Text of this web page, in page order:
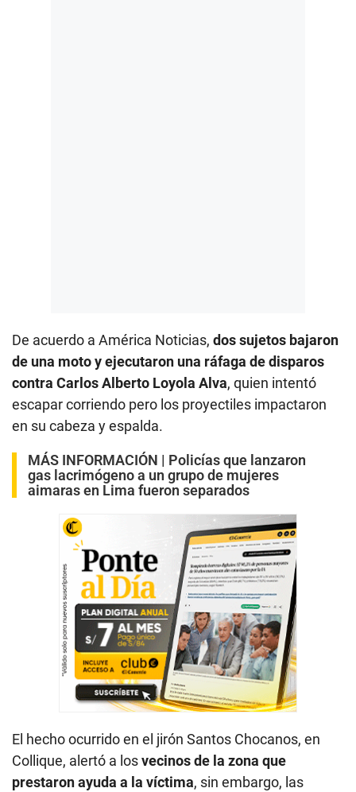
De acuerdo a América Noticias, dos sujetos bajaron
de una moto y ejecutaron una ráfaga de disparos
contra Carlos Alberto Loyola Alva, quien intentó
escapar corriendo pero los proyectiles impactaron
en su cabeza y espalda.
MÁS INFORMACIÓN | Policías que lanzaron
gas lacrimógeno a un grupo de mujeres
aimaras en Lima fueron separados
El hecho ocurrido en el jirón Santos Chocanos, en
Collique, alertó a losvecinos de la zona que
prestaron ayuda a la víctima, sin embargo, las